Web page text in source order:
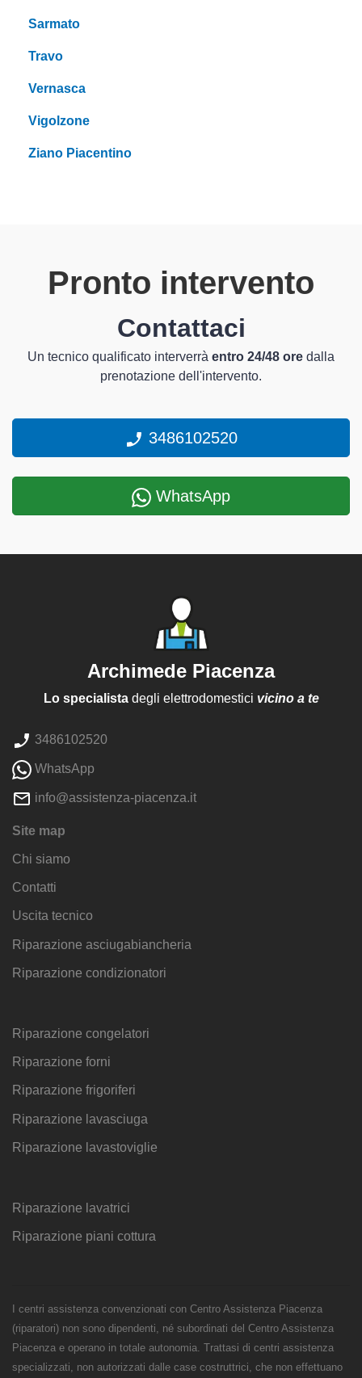
Sarmato
Travo
Vernasca
Vigolzone
Ziano Piacentino
Pronto intervento
Contattaci
Un tecnico qualificato interverrà entro 24/48 ore dalla
prenotazione dell'intervento.
3486102520
WhatsApp
Archimede Piacenza
Lo specialistadegli elettrodomestici vicino a te
3486102520
WhatsApp
info@assistenza-piacenza.it
Site map
Chi siamo
Contatti
Uscita tecnico
Riparazione asciugabiancheria
Riparazione condizionatori
Riparazione congelatori
Riparazione forni
Riparazione frigoriferi
Riparazione lavasciuga
Riparazione lavastoviglie
Riparazione lavatrici
Riparazione piani cottura
I centri assistenza convenzionati con Centro Assistenza Piacenza
(riparatori) non sono dipendenti, né subordinati del Centro Assistenza
Piacenza e operano in totale autonomia. Trattasi di centri assistenza
specializzati, non autorizzati dalle case costruttrici, che non effettuano